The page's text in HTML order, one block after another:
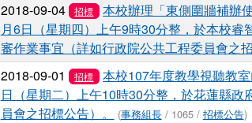
2018-09-04 招標
本校辦理「東側圍牆補辦
月6日（星期四）上午9時30分整，於本校
審作業事宜（詳如行政院公共工程委員會之招
2018-09-01 招標
本校107年度教學視聽教
日（星期二）上午10時30分整，於花蓮縣
員會之招標公告）。
(事務組長/ 1065 / 招標公告)